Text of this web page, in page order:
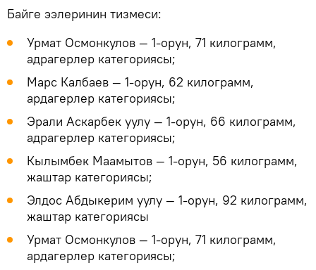
Байге ээлеринин тизмеси:
Урмат Осмонкулов — 1-орун, 71 килограмм,
адрагерлер категориясы;
Марс Калбаев — 1-орун, 62 килограмм,
ардагерлер категориясы;
Эрали Аскарбек уулу — 1-орун, 66 килограмм,
адрагерлер категориясы;
Кылымбек Маамытов — 1-орун, 56 килограмм,
жаштар категориясы;
Элдос Абдыкерим уулу — 1-орун, 92 килограмм,
жаштар категориясы
Урмат Осмонкулов — 1-орун, 71 килограмм,
ардагерлер категориясы;